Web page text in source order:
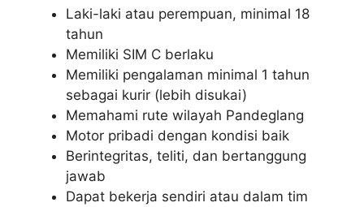
Laki-laki atau perempuan, minimal 18
tahun
Memiliki SIM C berlaku
Memiliki pengalaman minimal 1 tahun
sebagai kurir (lebih disukai)
Memahami rute wilayah Pandeglang
Motor pribadi dengan kondisi baik
Berintegritas, teliti, dan bertanggung
jawab
Dapat bekerja sendiri atau dalam tim